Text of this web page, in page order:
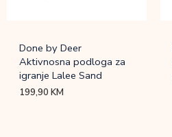
Done by Deer
Aktivnosna podloga za
igranje Lalee Sand
199,90KM